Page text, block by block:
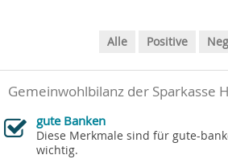
Alle Positive
Gemeinwohlbilanz der Sparkasse
gute Banken
Diese Merkmale sind für gute-
wichtig.